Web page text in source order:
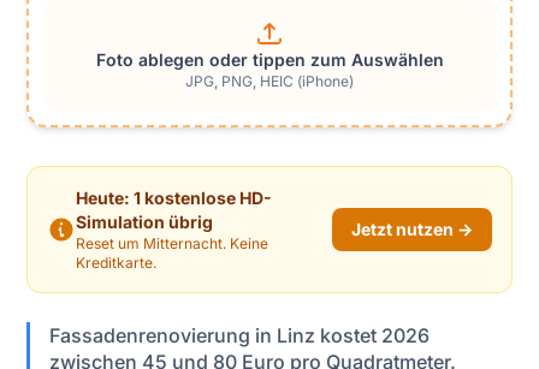
Foto ablegen oder tippen zum Auswählen
JPG, PNG, HEIC (iPhone)
Heute: 1 kostenlose HD-
Simulation übrig
Reset um Mitternacht. Keine
Kreditkarte.
Jetzt nutzen →
Fassadenrenovierung in Linz kostet 2026
zwischen 45 und 80 Euro pro Quadratmeter.